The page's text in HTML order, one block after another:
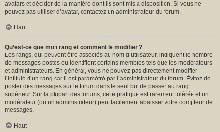
avatars et décider de la manière dont ils sont mis à disposition. Si vous ne
pouvez pas utiliser d’avatar, contactez un administrateur du forum.
Haut
Qu’est-ce que mon rang et comment le modifier ?
Les rangs, qui peuvent être associés au nom d’utilisateur, indiquent le nombre
de messages postés ou identifient certains membres tels que les modérateurs
et administrateurs. En général, vous ne pouvez pas directement modifier
l’intitulé d’un rang car il est paramétré par l’administrateur du forum. Évitez de
poster des messages sur le forum dans le seul but de passer au rang
supérieur. Sur la plupart des forums, cette pratique est rarement tolérée et un
modérateur (ou un administrateur) peut facilement abaisser votre compteur de
messages.
Haut